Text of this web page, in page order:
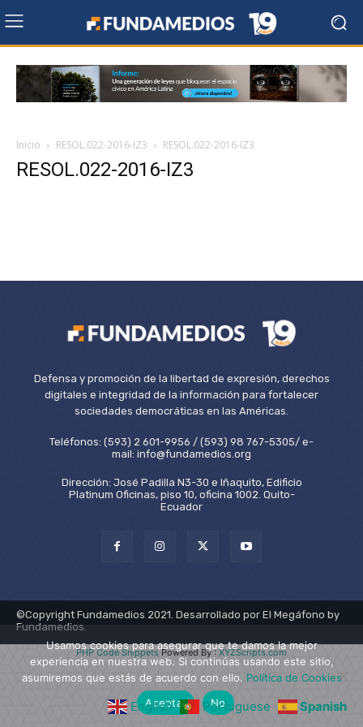
Inicio RESOL.022-2016-IZ3 RESOL.022-2016-IZ3
RESOL.022-2016-IZ3
Defensa y promoción de la libertad de expresión, derechos
digitales e integridad de la información para fortalecer
sociedades democráticas en las Américas.
Teléfonos: (593) 2 601-9956 / (593) 98 767-5305/ e-
mail: info@fundamedios.org
Dirección: José Padilla N3-30 e Iñaquito, Edificio
Platinum Oficinas, piso 10, oficina 1002. Quito-
Ecuador
©Copyright Fundamedios 2021. Desarrollado por El Megáfono by
Fundamedios.
English Portuguese Spanish
PHP Code SnippetsPowered By :XYZScripts.com
Usamos cookies para asegurar que te damos la mejor
experiencia en nuestra web. Si continúas usando este sitio,
asumiremos que estás de acuerdo con ello. Política de Cookies
Aceptar
No